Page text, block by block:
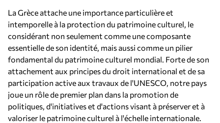
La Grèce attache une importance particulière et
intemporelle à la protection du patrimoine culturel, le
considérant non seulement comme une composante
essentielle de son identité, mais aussi comme un pilier
fondamental du patrimoine culturel mondial. Forte de son
attachement aux principes du droit international et de sa
participation active aux travaux de l'UNESCO, notre pays
joue un rôle de premier plan dans la promotion de
politiques, d'initiatives et d'actions visant à préserver et à
valoriser le patrimoine culturel à l'échelle internationale.